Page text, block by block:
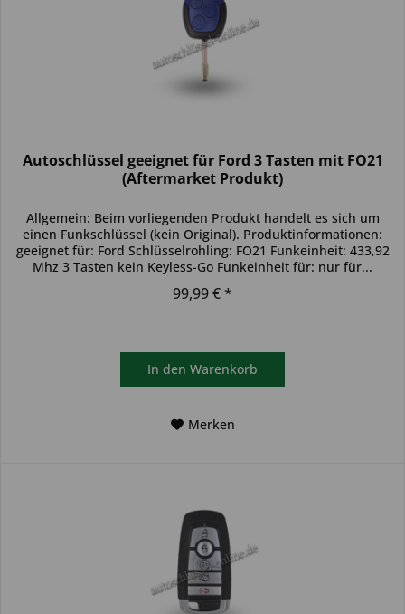
Autoschlüssel geeignet für Ford 3 Tasten mit FO21
(Aftermarket Produkt)
Allgemein: Beim vorliegenden Produkt handelt es sich um
einen Funkschlüssel (kein Original). Produktinformationen:
geeignet für: Ford Schlüsselrohling: FO21 Funkeinheit: 433,92
Mhz 3 Tasten kein Keyless-Go Funkeinheit für: nur für...
99,99 € *
In den Warenkorb
Merken